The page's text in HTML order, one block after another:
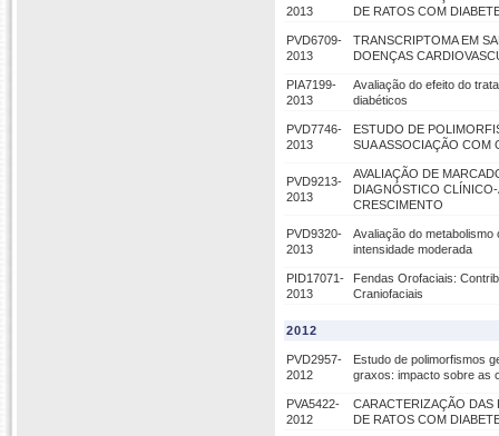
2013
DE RATOS COM
PVD6709-
2013
TRANSCRIPTOMA EM
DOENÇAS
PIA7199-
2013
Avaliação do efeito do
diabéticos
PVD7746-
2013
ESTUDO DE
SUA ASSOCIAÇÃO COM
PVD9213-
2013
AVALIAÇÃO DE
DIAGNÓSTICO
CRESCIMENTO
PVD9320-
2013
Avaliação do
intensidade moderada
PID17071-
2013
Fendas Orofaciais:
Craniofaciais
2012
PVD2957-
2012
Estudo de polimorfismos
graxos: impacto sobre as
PVA5422-
2012
CARACTERIZAÇÃO DAS
DE RATOS COM